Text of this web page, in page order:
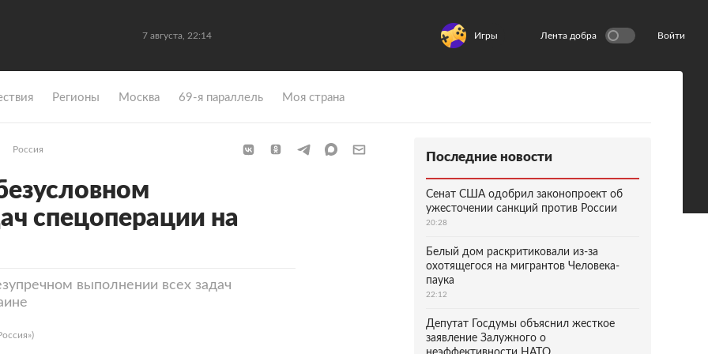
7 августа, 22:14 Игры Лента добра Войти
Регионы Москва 69-я параллель Моя страна
Россия
спецоперации на
выполнении всех задач
Последние новости
Сенат США одобрил законопроект об
ужесточении санкций против России
20:28
Белый дом раскритиковали из-за
охотящегося на мигрантов Человека-
паука
22:12
Депутат Госдумы объяснил жесткое
заявление Залужного о